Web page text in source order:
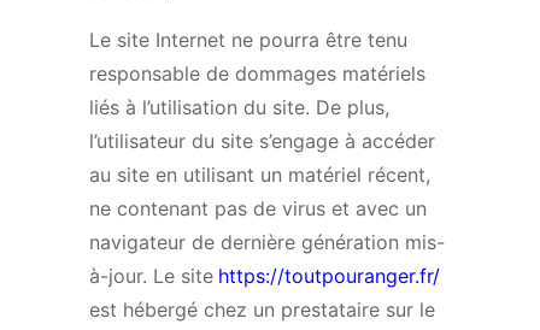
Le site Internet ne pourra être tenu
responsable de dommages matériels
liés à l’utilisation du site. De plus,
l’utilisateur du site s’engage à accéder
au site en utilisant un matériel récent,
ne contenant pas de virus et avec un
navigateur de dernière génération mis-
à-jour. Le site https://toutpouranger.fr/
est hébergé chez un prestataire sur le